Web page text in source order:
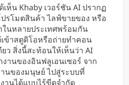
ห็น Khaby เวอร์ชัน AI ปรากฏ
รโมตสินค้า ไลฟ์ขายของ หรือ
นหลายประเทศพร้อมกัน
เข้าสตูดิโอหรือถ่ายทำคอน
ว สิ่งนี้สะท้อนให้เห็นว่า AI
านของอินฟลูเอนเซอร์ จาก
านของมนุษย์ ไปสู่ระบบที่
านได้แบบไร้ขีดจำกัด